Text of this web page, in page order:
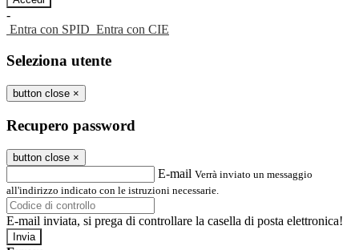
-
Entra con SPID Entra con CIE
Seleziona utente
button close ×
Recupero password
button close ×
E-mail Verrà inviato un messaggio
all'indirizzo indicato con le istruzioni necessarie.
E-mail inviata, si prega di controllare la casella di posta elettronica!